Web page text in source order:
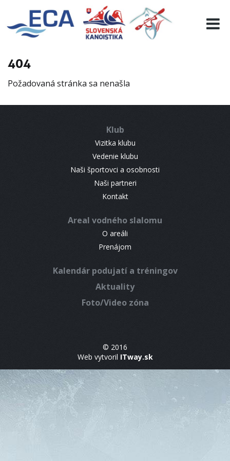
404
Požadovaná stránka sa nenašla
Klub
Vizitka klubu
Vedenie klubu
Naši športovci a osobnosti
Naši partneri
Kontakt
Areal vodného slalomu
O areáli
Prenájom
Kalendár podujatí a tréningov
Aktuality
Foto/Video zóna
© 2016
Web vytvoril ITway.sk
EURO 19
INFO
RESULTS
CONTACT